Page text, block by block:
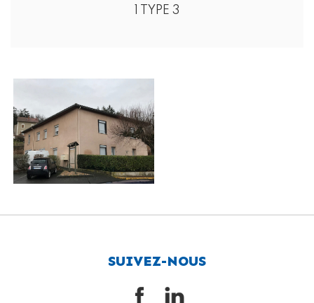
1 TYPE 3
SUIVEZ-NOUS